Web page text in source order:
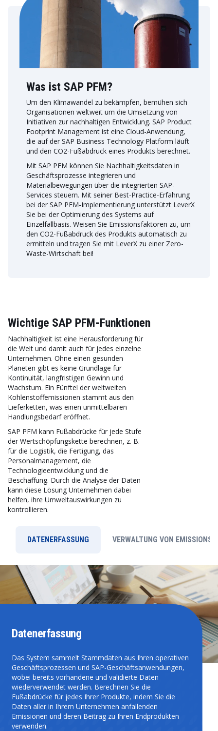
Was ist SAP PFM?
Um den Klimawandel zu bekämpfen, bemühen sich
Organisationen weltweit um die Umsetzung von
Initiativen zur nachhaltigen Entwicklung. SAP Product
Footprint Management ist eine Cloud-Anwendung,
die auf der SAP Business Technology Platform läuft
und den CO2-Fußabdruck eines Produkts berechnet.
Mit SAP PFM können Sie Nachhaltigkeitsdaten in
Geschäftsprozesse integrieren und
Materialbewegungen über die integrierten SAP-
Services steuern. Mit seiner Best-Practice-Erfahrung
bei der SAP PFM-Implementierung unterstützt LeverX
Sie bei der Optimierung des Systems auf
Einzelfallbasis. Weisen Sie Emissionsfaktoren zu, um
den CO2-Fußabdruck des Produkts automatisch zu
ermitteln und tragen Sie mit LeverX zu einer Zero-
Waste-Wirtschaft bei!
Wichtige SAP PFM-Funktionen
Nachhaltigkeit ist eine Herausforderung für
die Welt und damit auch für jedes einzelne
Unternehmen. Ohne einen gesunden
Planeten gibt es keine Grundlage für
Kontinuität, langfristigen Gewinn und
Wachstum. Ein Fünftel der weltweiten
Kohlenstoffemissionen stammt aus den
Lieferketten, was einen unmittelbaren
Handlungsbedarf eröffnet.
SAP PFM kann Fußabdrücke für jede Stufe
der Wertschöpfungskette berechnen, z. B.
für die Logistik, die Fertigung, das
Personalmanagement, die
Technologieentwicklung und die
Beschaffung. Durch die Analyse der Daten
kann diese Lösung Unternehmen dabei
helfen, ihre Umweltauswirkungen zu
kontrollieren.
DATENERFASSUNG VERWALTUNG VON
Datenerfassung
Das System sammelt Stammdaten aus Ihren operativen
Geschäftsprozessen und SAP-Geschäftsanwendungen,
wobei bereits vorhandene und validierte Daten
wiederverwendet werden. Berechnen Sie die
Fußabdrücke für jedes Ihrer Produkte, indem Sie die
Daten aller in Ihrem Unternehmen anfallenden
Emissionen und deren Beitrag zu Ihren Endprodukten
verwenden.